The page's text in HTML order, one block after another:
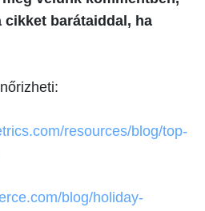
cikket barátaiddal, ha
resources/blog/top-
blog/holiday-